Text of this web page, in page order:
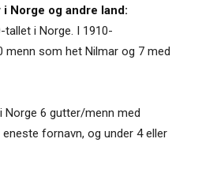
i Norge og andre land:
i Norge. I 1910-
menn som het Nilmar og 7 med
Norge 6 gutter/menn med
fornavn, og under 4 eller